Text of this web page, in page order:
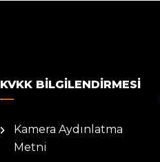
KVKK BILGILENDIRMESI
Kamera Aydınlatma
Metni